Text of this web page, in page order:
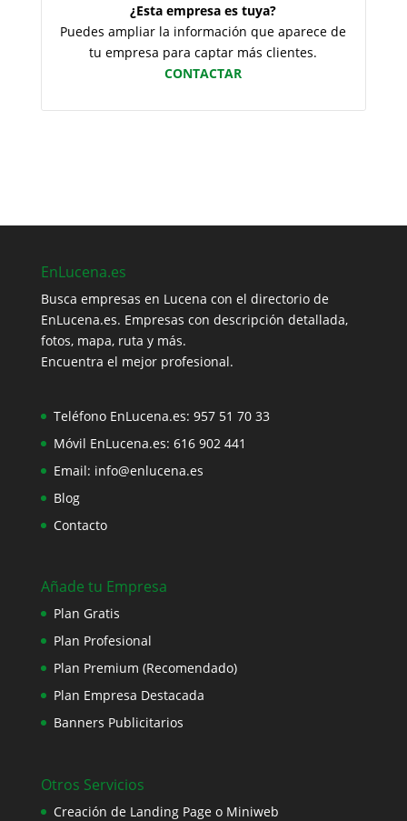
¿Esta empresa es tuya?
Puedes ampliar la información que aparece de
tu empresa para captar más clientes.
CONTACTAR
EnLucena.es
Busca empresas en Lucena con el directorio de
EnLucena.es. Empresas con descripción detallada,
fotos, mapa, ruta y más.
Encuentra el mejor profesional.
Teléfono EnLucena.es: 957 51 70 33
Móvil EnLucena.es: 616 902 441
Email: info@enlucena.es
Blog
Contacto
Añade tu Empresa
Plan Gratis
Plan Profesional
Plan Premium (Recomendado)
Plan Empresa Destacada
Banners Publicitarios
Otros Servicios
Creación de Landing Page o Miniweb